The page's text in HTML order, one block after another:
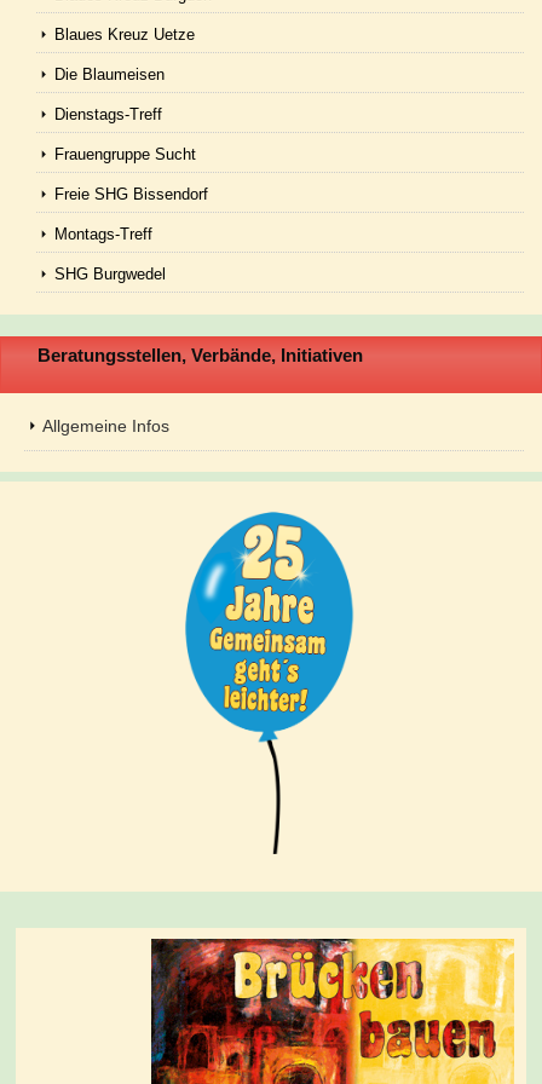
Blaues Kreuz Uetze
Die Blaumeisen
Dienstags-Treff
Frauengruppe Sucht
Freie SHG Bissendorf
Montags-Treff
SHG Burgwedel
Beratungsstellen, Verbände, Initiativen
Allgemeine Infos